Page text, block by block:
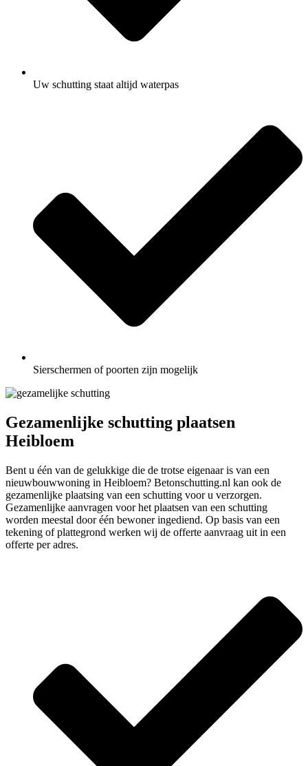
Uw schutting staat altijd waterpas
Sierschermen of poorten zijn mogelijk
Gezamenlijke schutting plaatsen
Heibloem
Bent u één van de gelukkige die de trotse eigenaar is van een
nieuwbouwwoning in Heibloem? Betonschutting.nl kan ook de
gezamenlijke plaatsing van een schutting voor u verzorgen.
Gezamenlijke aanvragen voor het plaatsen van een schutting
worden meestal door één bewoner ingediend. Op basis van een
tekening of plattegrond werken wij de offerte aanvraag uit in een
offerte per adres.